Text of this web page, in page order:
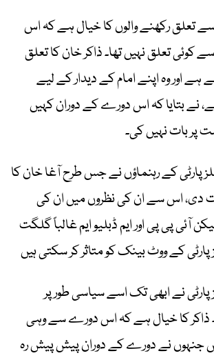
تعلق رکھنے والوں کا خیال ہے کہ اس
تعلق نہیں تھا۔ ذاکر خان کا تعلق
اور وہ اپنے امام کے دیدار کے لیے
نے بتایا کہ اس دورے کے دوران کہیں
پر بات نہیں کی۔
پارٹی کے رہنماؤں نے جس طرح آغا خان کا
دی، اس سے ان کی نظروں میں ان کی
آئی پی پی اور ایم ڈبلیو ایم غالباً گلگت
پارٹی کے ووٹ بینک کو متاثر کر سکتی ہیں
نے ابھی تک اسے سیاسی طور پر
ذاکر کا خیال ہے کہ اس دورے سے وہی
جنہوں نے دورے کے دوران پیش پیش رہ